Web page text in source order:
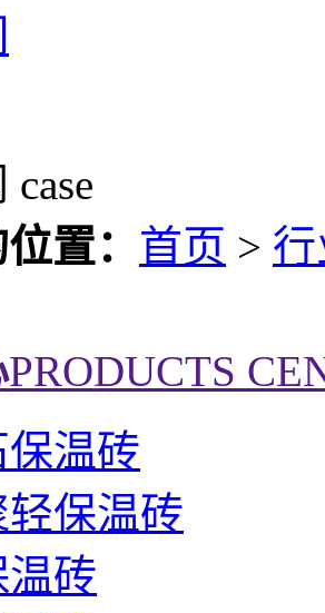
case
置： 首页 >
PRODUCTS
温砖
保温砖
砖